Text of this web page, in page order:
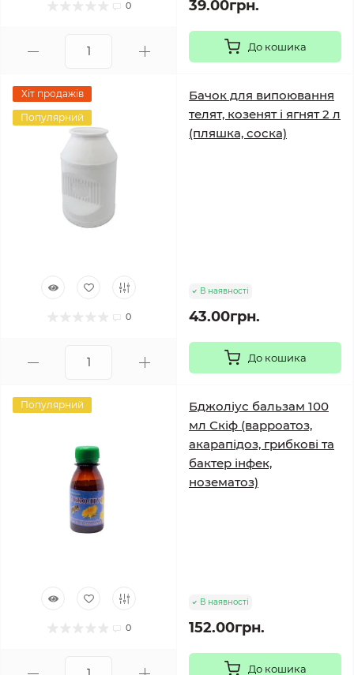
0 39.00грн.
До кошика
Хіт продажів
Популярний
0
Бачок для випоювання
телят, козенят і ягнят 2 л
(пляшка, соска)
В наявності
43.00грн.
До кошика
Популярний
0
Бджоліус бальзам 100
мл Скіф (варроатоз,
акарапідоз, грибкові та
бактер інфек,
нозематоз)
В наявності
152.00грн.
До кошика